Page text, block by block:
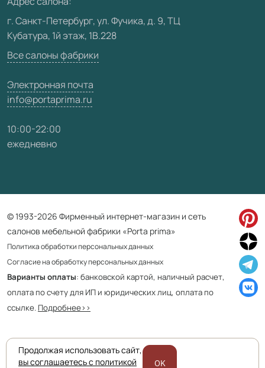
Карта сайта
г. Санкт-Петербург, ул. Фучика, д. 9, ТЦ
Кубатура, 1й этаж, 1В.228
Все салоны фабрики
Электронная почта
info@portaprima.ru
10:00-22:00
ежедневно
© 1993-2026 Фирменный интернет-магазин и сеть
салонов мебельной фабрики «Porta prima»
Политика обработки персональных данных
Согласие на обработку персональных данных
Варианты оплаты: банковской картой, наличный расчет,
оплата по счету для ИП и юридических лиц, оплата по
ссылке. Подробнее>>
Приведенная на сайте информация не является публичной офертой
Продолжая использовать сайт,
вы соглашаетесь с политикой
OK